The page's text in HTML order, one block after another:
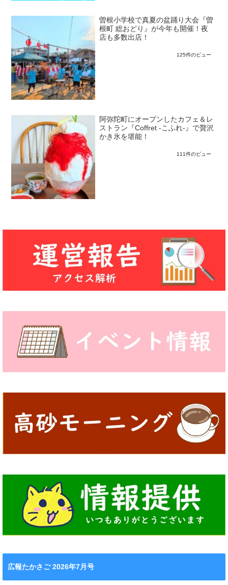
曽根小学校で真夏の盆踊り大会『曽
根町 総おどり』が今年も開催！夜
店も多数出店！
125件のビュー
阿弥陀町にオープンしたカフェ＆レ
ストラン『Coffret -こふれ-』で贅沢
かき氷を堪能！
111件のビュー
広報たかさご 2026年7月号